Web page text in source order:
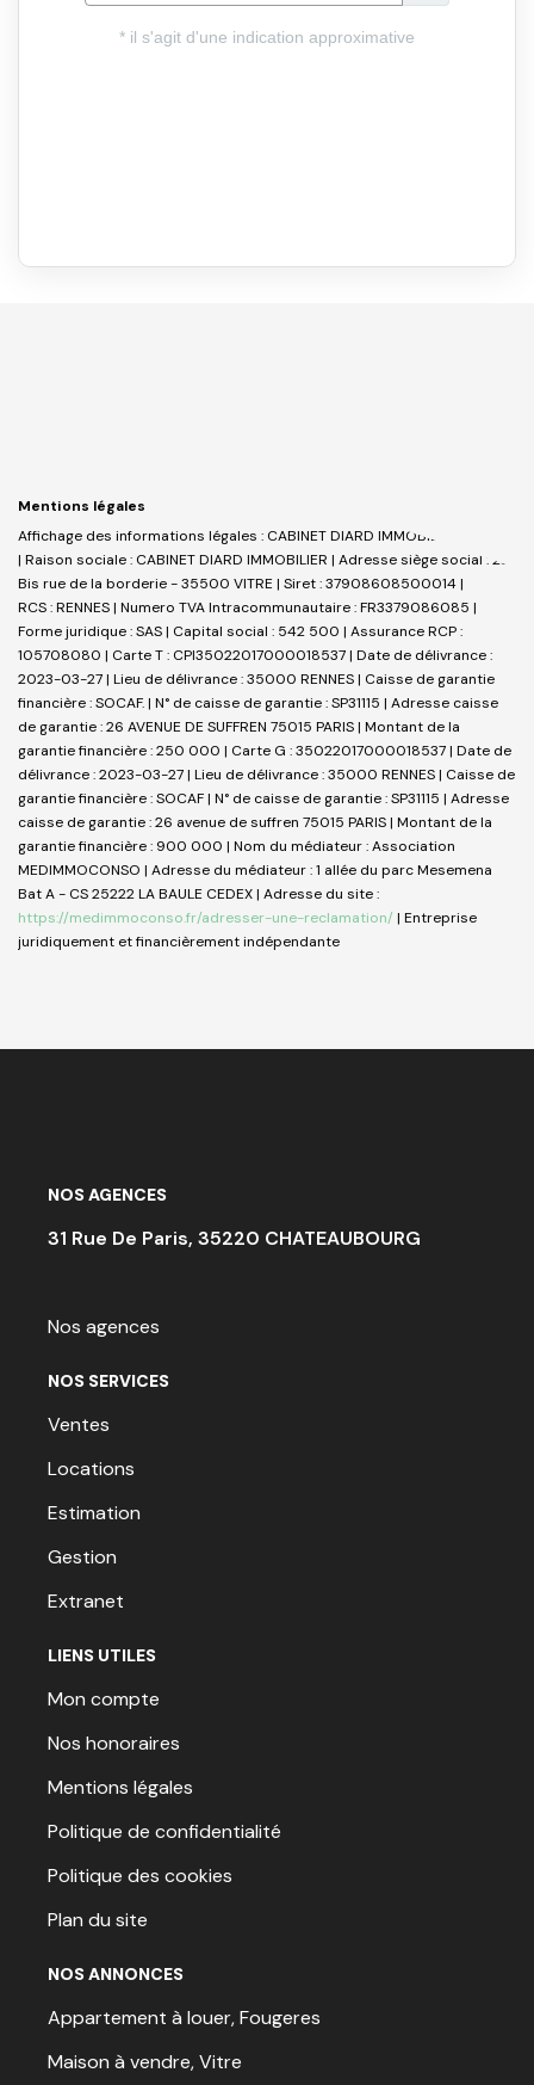
Mentions légales
Affichage des informations légales : CABINET DIARD IMMOBILIER _ VITRE
| Raison sociale : CABINET DIARD IMMOBILIER | Adresse siège social : 23
Bis rue de la borderie - 35500 VITRE | Siret : 37908608500014 |
RCS : RENNES | Numero TVA Intracommunautaire : FR3379086085 |
Forme juridique : SAS | Capital social : 542 500 | Assurance RCP :
105708080 | Carte T : CPI35022017000018537 | Date de délivrance :
2023-03-27 | Lieu de délivrance : 35000 RENNES | Caisse de garantie
financière : SOCAF. | N° de caisse de garantie : SP31115 | Adresse caisse
de garantie : 26 AVENUE DE SUFFREN 75015 PARIS | Montant de la
garantie financière : 250 000 | Carte G : 35022017000018537 | Date de
délivrance : 2023-03-27 | Lieu de délivrance : 35000 RENNES | Caisse de
garantie financière : SOCAF | N° de caisse de garantie : SP31115 | Adresse
caisse de garantie : 26 avenue de suffren 75015 PARIS | Montant de la
garantie financière : 900 000 | Nom du médiateur : Association
MEDIMMOCONSO | Adresse du médiateur : 1 allée du parc Mesemena
Bat A - CS 25222 LA BAULE CEDEX | Adresse du site :
https://medimmoconso.fr/adresser-une-reclamation/| Entreprise
juridiquement et financièrement indépendante
NOS AGENCES
31 Rue De Paris, 35220 CHATEAUBOURG
Nos agences
NOS SERVICES
Ventes
Locations
Estimation
Gestion
Extranet
LIENS UTILES
Mon compte
Nos honoraires
Mentions légales
Politique de confidentialité
Politique des cookies
Plan du site
NOS ANNONCES
Appartement à louer, Fougeres
Maison à vendre, Vitre